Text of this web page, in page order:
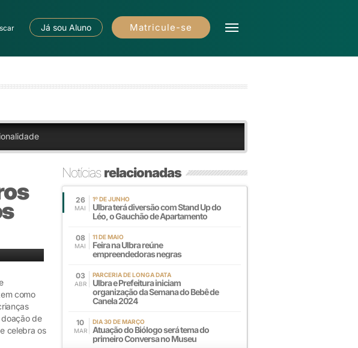
Já sou Aluno Matricule-se
como
de
celebra os
Notíciasrelacionadas
26
MAI
1º DE JUNHO
Ulbra terá diversão com Stand Up do
Léo, o Gauchão de Apartamento
08
MAI
11 DE MAIO
Feira na Ulbra reúne
empreendedoras negras
03
ABR
PARCERIA DE LONGA DATA
Ulbra e Prefeitura iniciam
organização da Semana do Bebê de
Canela 2024
10
MAR
DIA 30 DE MARÇO
Atuação do Biólogo será tema do
primeiro Conversa no Museu